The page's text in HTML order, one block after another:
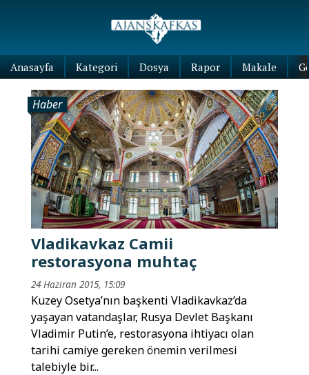
Anasayfa Kategori Dosya Rapor Makale
Haber
Vladikavkaz Camii
restorasyona muhtaç
24 Haziran 2015, 15:09
Kuzey Osetya’nın başkenti Vladikavkaz’da
yaşayan vatandaşlar, Rusya Devlet Başkanı
Vladimir Putin’e, restorasyona ihtiyacı olan
tarihi camiye gereken önemin verilmesi
talebiyle bir...